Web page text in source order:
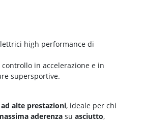
high performance di
in accelerazione e in
supersportive.
alte prestazioni, ideale per chi
aderenza su asciutto,